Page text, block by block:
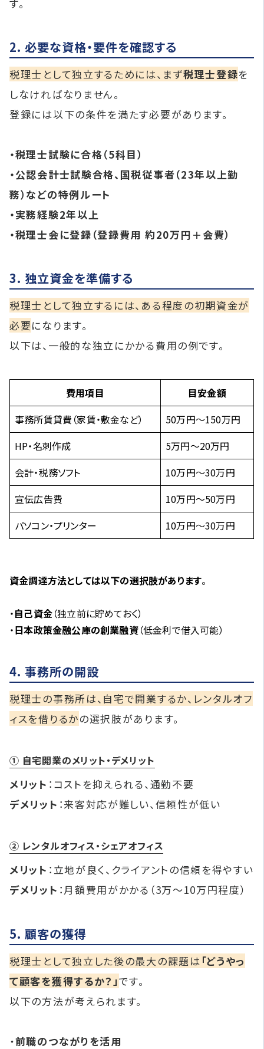
す。
2. 必要な資格・要件を確認する
税理士として独立するためには、まず税理士登録を
しなければなりません。
登録には以下の条件を満たす必要があります。
・税理士試験に合格（5科目）
・公認会計士試験合格、国税従事者（23年以上勤
務）などの特例ルート
・実務経験2年以上
・税理士会に登録（登録費用 約20万円＋会費）
3. 独立資金を準備する
税理士として独立するには、ある程度の初期資金が
必要になります。
以下は、一般的な独立にかかる費用の例です。
費用項目
目安金額
事務所賃貸費（家賃・敷金など）
50万円～150万円
HP・名刺作成
5万円～20万円
会計・税務ソフト
10万円～30万円
宣伝広告費
10万円～50万円
パソコン・プリンター
10万円～30万円
資金調達方法としては以下の選択肢があります。
・自己資金（独立前に貯めておく）
・日本政策金融公庫の創業融資（低金利で借入可能）
4. 事務所の開設
税理士の事務所は、自宅で開業するか、レンタルオフ
ィスを借りるかの選択肢があります。
① 自宅開業のメリット・デメリット
メリット ：コストを抑えられる、通勤不要
デメリット ：来客対応が難しい、信頼性が低い
② レンタルオフィス・シェアオフィス
メリット ：立地が良く、クライアントの信頼を得やすい
デメリット ：月額費用がかかる（3万～10万円程度）
5. 顧客の獲得
税理士として独立した後の最大の課題は 「どうやっ
て顧客を獲得するか？」です。
以下の方法が考えられます。
・前職のつながりを活用